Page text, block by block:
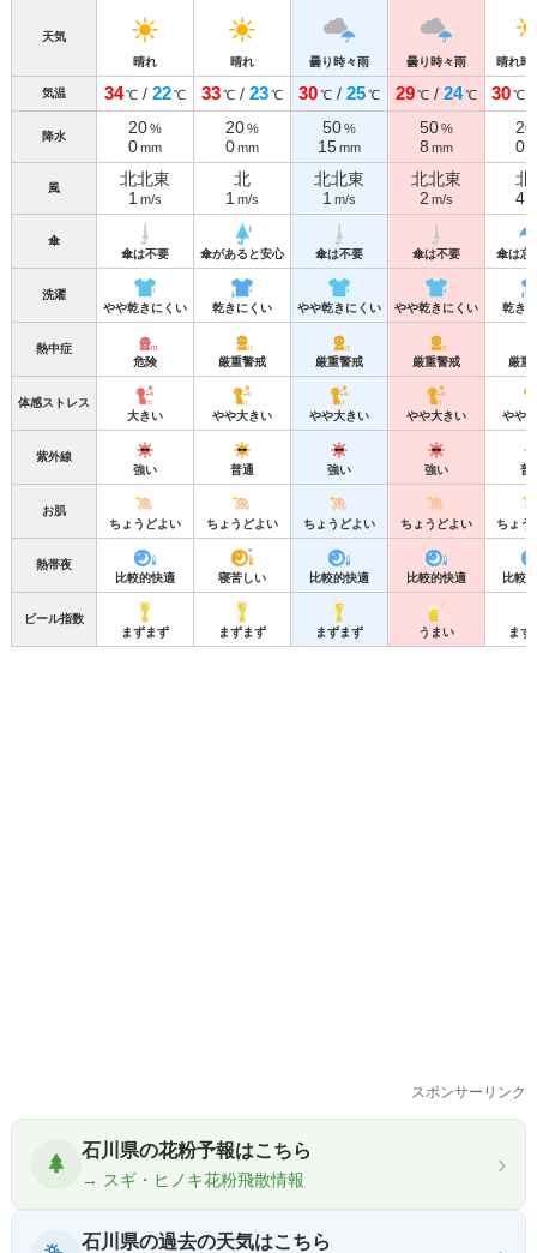
天気
晴れ
晴れ 曇り時々雨 曇り時々雨 晴れ時
気温 34℃/ 22℃ 33℃/ 23℃ 30℃/ 25℃ 29℃/ 24℃ 30℃
降水 20%
0mm
20%
0mm
50%
15mm
50%
8 mm
20
0
風
北北東
1 m/s
北
1 m/s
北北東
1 m/s
北北東
2 m/s
北
4
傘
傘は不要
傘があると安心 傘は不要 傘は不要 傘は忘
洗濯
やや乾きにくい
乾きにくい やや乾きにくい やや乾きにくい 乾き
熱中症
危険
厳重警戒 厳重警戒 厳重警戒 厳重
体感ストレス
大きい
やや大きい やや大きい やや大きい やや
紫外線
強い
普通 強い 強い 普
お肌
ちょうどよい
ちょうどよい ちょうどよい ちょうどよい ちょう
熱帯夜
比較的快適
寝苦しい 比較的快適 比較的快適 比較
ビール指数
まずまず
まずまず まずまず うまい まず
スポンサーリンク
石川県の花粉予報はこちら
→ スギ・ヒノキ花粉飛散情報
›
石川県の過去の天気はこちら